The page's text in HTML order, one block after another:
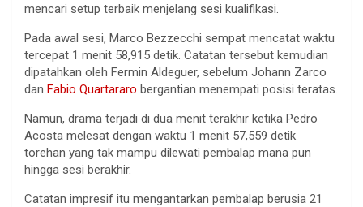
mencari setup terbaik menjelang sesi kualifikasi.
Pada awal sesi, Marco Bezzecchi sempat mencatat waktu
tercepat 1 menit 58,915 detik. Catatan tersebut kemudian
dipatahkan oleh Fermin Aldeguer, sebelum Johann Zarco
dan Fabio Quartararo bergantian menempati posisi teratas.
Namun, drama terjadi di dua menit terakhir ketika Pedro
Acosta melesat dengan waktu 1 menit 57,559 detik
torehan yang tak mampu dilewati pembalap mana pun
hingga sesi berakhir.
Catatan impresif itu mengantarkan pembalap berusia 21